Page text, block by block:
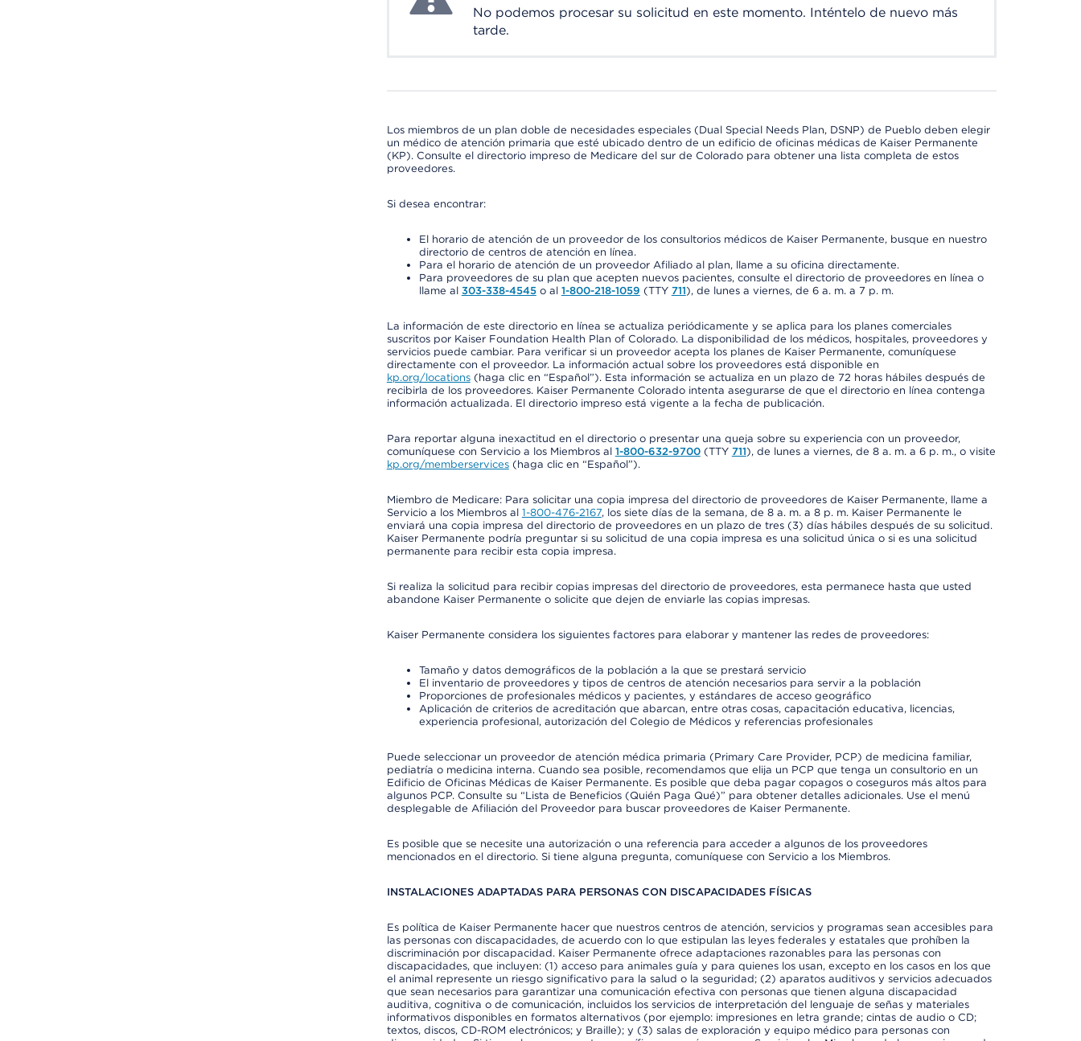
No podemos procesar su solicitud en este momento. Inténtelo de nuevo más
tarde.
Los miembros de un plan doble de necesidades especiales (Dual Special Needs Plan, DSNP) de Pueblo deben elegir
un médico de atención primaria que esté ubicado dentro de un edificio de oficinas médicas de Kaiser Permanente
(KP). Consulte el directorio impreso de Medicare del sur de Colorado para obtener una lista completa de estos
proveedores.
Si desea encontrar:
El horario de atención de un proveedor de los consultorios médicos de Kaiser Permanente, busque en nuestro
directorio de centros de atención en línea.
Para el horario de atención de un proveedor Afiliado al plan, llame a su oficina directamente.
Para proveedores de su plan que acepten nuevos pacientes, consulte el directorio de proveedores en línea o
llame al 303-338-4545o al 1-800-218-1059 (TTY 711), de lunes a viernes, de 6 a. m. a 7 p. m.
La información de este directorio en línea se actualiza periódicamente y se aplica para los planes comerciales
suscritos por Kaiser Foundation Health Plan of Colorado. La disponibilidad de los médicos, hospitales, proveedores y
servicios puede cambiar. Para verificar si un proveedor acepta los planes de Kaiser Permanente, comuníquese
directamente con el proveedor. La información actual sobre los proveedores está disponible en
kp.org/locations(haga clic en “Español”). Esta información se actualiza en un plazo de 72 horas hábiles después de
recibirla de los proveedores. Kaiser Permanente Colorado intenta asegurarse de que el directorio en línea contenga
información actualizada. El directorio impreso está vigente a la fecha de publicación.
Para reportar alguna inexactitud en el directorio o presentar una queja sobre su experiencia con un proveedor,
comuníquese con Servicio a los Miembros al 1-800-632-9700(TTY 711), de lunes a viernes, de 8 a. m. a 6 p. m., o visite
kp.org/memberservices(haga clic en “Español”).
Miembro de Medicare: Para solicitar una copia impresa del directorio de proveedores de Kaiser Permanente, llame a
Servicio a los Miembros al 1-800-476-2167, los siete días de la semana, de 8 a. m. a 8 p. m. Kaiser Permanente le
enviará una copia impresa del directorio de proveedores en un plazo de tres (3) días hábiles después de su solicitud.
Kaiser Permanente podría preguntar si su solicitud de una copia impresa es una solicitud única o si es una solicitud
permanente para recibir esta copia impresa.
Si realiza la solicitud para recibir copias impresas del directorio de proveedores, esta permanece hasta que usted
abandone Kaiser Permanente o solicite que dejen de enviarle las copias impresas.
Kaiser Permanente considera los siguientes factores para elaborar y mantener las redes de proveedores:
Tamaño y datos demográficos de la población a la que se prestará servicio
El inventario de proveedores y tipos de centros de atención necesarios para servir a la población
Proporciones de profesionales médicos y pacientes, y estándares de acceso geográfico
Aplicación de criterios de acreditación que abarcan, entre otras cosas, capacitación educativa, licencias,
experiencia profesional, autorización del Colegio de Médicos y referencias profesionales
Puede seleccionar un proveedor de atención médica primaria (Primary Care Provider, PCP) de medicina familiar,
pediatría o medicina interna. Cuando sea posible, recomendamos que elija un PCP que tenga un consultorio en un
Edificio de Oficinas Médicas de Kaiser Permanente. Es posible que deba pagar copagos o coseguros más altos para
algunos PCP. Consulte su “Lista de Beneficios (Quién Paga Qué)” para obtener detalles adicionales. Use el menú
desplegable de Afiliación del Proveedor para buscar proveedores de Kaiser Permanente.
Es posible que se necesite una autorización o una referencia para acceder a algunos de los proveedores
mencionados en el directorio. Si tiene alguna pregunta, comuníquese con Servicio a los Miembros.
INSTALACIONES ADAPTADAS PARA PERSONAS CON DISCAPACIDADES FÍSICAS
Es política de Kaiser Permanente hacer que nuestros centros de atención, servicios y programas sean accesibles para
las personas con discapacidades, de acuerdo con lo que estipulan las leyes federales y estatales que prohíben la
discriminación por discapacidad. Kaiser Permanente ofrece adaptaciones razonables para las personas con
discapacidades, que incluyen: (1) acceso para animales guía y para quienes los usan, excepto en los casos en los que
el animal represente un riesgo significativo para la salud o la seguridad; (2) aparatos auditivos y servicios adecuados
que sean necesarios para garantizar una comunicación efectiva con personas que tienen alguna discapacidad
auditiva, cognitiva o de comunicación, incluidos los servicios de interpretación del lenguaje de señas y materiales
informativos disponibles en formatos alternativos (por ejemplo: impresiones en letra grande; cintas de audio o CD;
textos, discos, CD-ROM electrónicos; y Braille); y (3) salas de exploración y equipo médico para personas con